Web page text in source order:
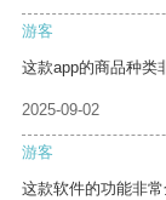
游客
这款app的商品种类
2025-09-02
游客
这款软件的功能非常